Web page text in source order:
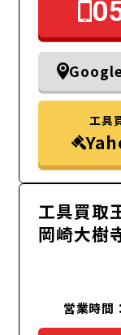
工具
工具買取
岡崎大樹
営業時間